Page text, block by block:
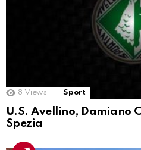
8 Views Sport
U.S. Avellino, Damiano
Spezia